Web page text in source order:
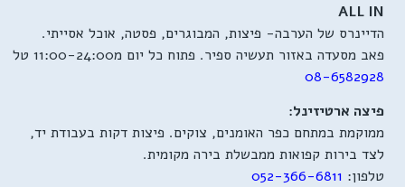
ALL IN
הדיינרס של הערבה- פיצות, המבוגרים, פסטה, אוכל אסייתי.
פאב מסעדה באזור תעשיה ספיר. פתוח כל יום מ11:00-24:00 טל
08-6582928
פיצה ארטיזינל:
ממוקמת במתחם כפר האומנים, צוקים. פיצות דקות בעבודת יד,
לצד בירות קפואות ממבשלת בירה מקומית.
טלפון: 052-366-6811